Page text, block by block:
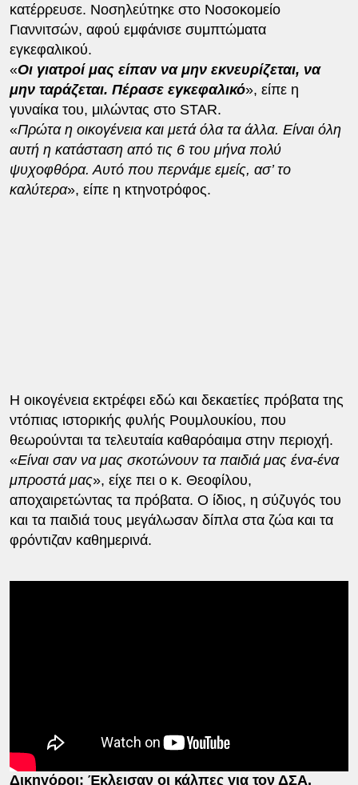
κατέρρευσε. Νοσηλεύτηκε στο Νοσοκομείο
Γιαννιτσών, αφού εμφάνισε συμπτώματα
εγκεφαλικού.
«Οι γιατροί μας είπαν να μην εκνευρίζεται, να
μην ταράζεται. Πέρασε εγκεφαλικό», είπε η
γυναίκα του, μιλώντας στο STAR.
«Πρώτα η οικογένεια και μετά όλα τα άλλα. Είναι όλη
αυτή η κατάσταση από τις 6 του μήνα πολύ
ψυχοφθόρα. Αυτό που περνάμε εμείς, ασ’ το
καλύτερα», είπε η κτηνοτρόφος.
Η οικογένεια εκτρέφει εδώ και δεκαετίες πρόβατα της
ντόπιας ιστορικής φυλής Ρουμλουκίου, που
θεωρούνται τα τελευταία καθαρόαιμα στην περιοχή.
«Είναι σαν να μας σκοτώνουν τα παιδιά μας ένα-ένα
μπροστά μας», είχε πει ο κ. Θεοφίλου,
αποχαιρετώντας τα πρόβατα. Ο ίδιος, η σύζυγός του
και τα παιδιά τους μεγάλωσαν δίπλα στα ζώα και τα
φρόντιζαν καθημερινά.
Διαβάστε επίσης:
Δικηγόροι: Έκλεισαν οι κάλπες για τον ΔΣΑ,